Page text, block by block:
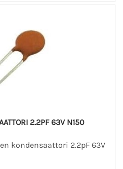
2.2PF 63V N150
kondensaattori 2.2pF 63V